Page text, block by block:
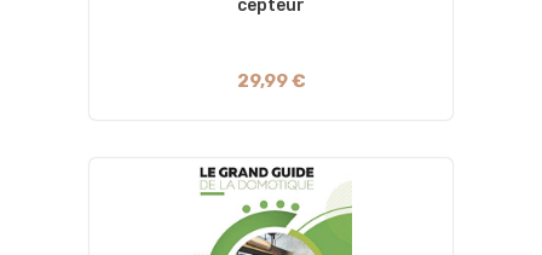
Cepteur
29,99 €